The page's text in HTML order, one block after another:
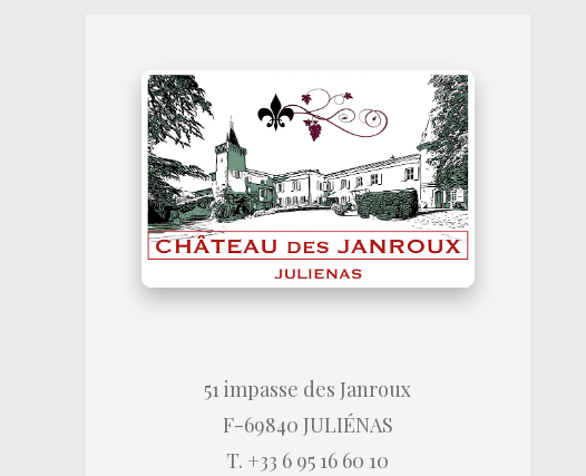
51 impasse des Janroux
F-69840 JULIÉNAS
T. +33 6 95 16 60 10